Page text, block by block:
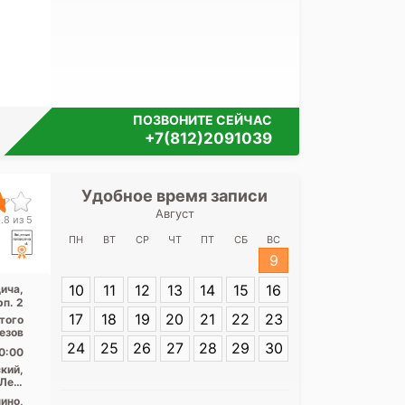
ПОЗВОНИТЕ СЕЙЧАС
+7(812)2091039
из 5
2
Удобное время записи
Август
ПН ВТ СР ЧТ ПТ СБ ВС
9
10
11 12 13 14 15
16
17
18 19 20 21 22
23
24
25 26 27 28 29 30